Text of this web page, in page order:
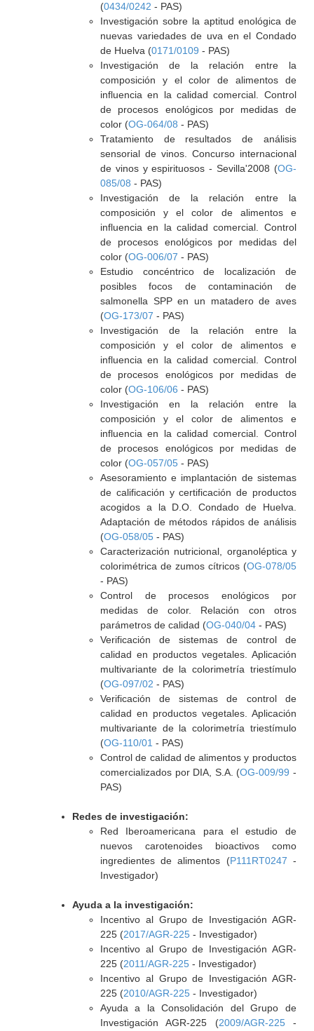
(0434/0242 - PAS)
Investigación sobre la aptitud enológica de
nuevas variedades de uva en el Condado
de Huelva (0171/0109 - PAS)
Investigación de la relación entre la
composición y el color de alimentos de
influencia en la calidad comercial. Control
de procesos enológicos por medidas de
color (OG-064/08 - PAS)
Tratamiento de resultados de análisis
sensorial de vinos. Concurso internacional
de vinos y espirituosos - Sevilla'2008 (OG-
085/08 - PAS)
Investigación de la relación entre la
composición y el color de alimentos e
influencia en la calidad comercial. Control
de procesos enológicos por medidas del
color (OG-006/07 - PAS)
Estudio concéntrico de localización de
posibles focos de contaminación de
salmonella SPP en un matadero de aves
(OG-173/07 - PAS)
Investigación de la relación entre la
composición y el color de alimentos e
influencia en la calidad comercial. Control
de procesos enológicos por medidas de
color (OG-106/06 - PAS)
Investigación en la relación entre la
composición y el color de alimentos e
influencia en la calidad comercial. Control
de procesos enológicos por medidas de
color (OG-057/05- PAS)
Asesoramiento e implantación de sistemas
de calificación y certificación de productos
acogidos a la D.O. Condado de Huelva.
Adaptación de métodos rápidos de análisis
(OG-058/05- PAS)
Caracterización nutricional, organoléptica y
colorimétrica de zumos cítricos (OG-078/05
- PAS)
Control de procesos enológicos por
medidas de color. Relación con otros
parámetros de calidad (OG-040/04- PAS)
Verificación de sistemas de control de
calidad en productos vegetales. Aplicación
multivariante de la colorimetría triestímulo
(OG-097/02 - PAS)
Verificación de sistemas de control de
calidad en productos vegetales. Aplicación
multivariante de la colorimetría triestímulo
(OG-110/01 - PAS)
Control de calidad de alimentos y productos
comercializados por DIA, S.A. (OG-009/99 -
PAS)
Redes de investigación:
Red Iberoamericana para el estudio de
nuevos carotenoides bioactivos como
ingredientes de alimentos (P111RT0247 -
Investigador)
Ayuda a la investigación:
Incentivo al Grupo de Investigación AGR-
225 (2017/AGR-225- Investigador)
Incentivo al Grupo de Investigación AGR-
225 (2011/AGR-225- Investigador)
Incentivo al Grupo de Investigación AGR-
225 (2010/AGR-225- Investigador)
Ayuda a la Consolidación del Grupo de
Investigación AGR-225 (2009/AGR-225-